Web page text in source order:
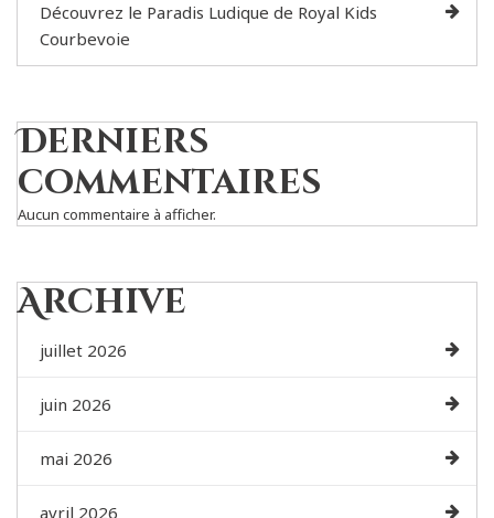
Découvrez le Paradis Ludique de Royal Kids
Courbevoie
Derniers
commentaires
Aucun commentaire à afficher.
Archive
juillet 2026
juin 2026
mai 2026
avril 2026